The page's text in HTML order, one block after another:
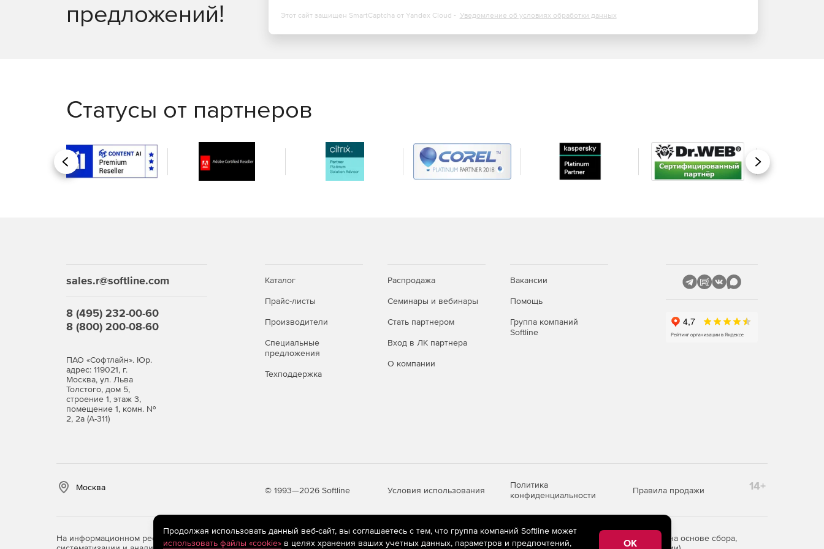
Управление рутинными задачами IT-менеджмента и устранение неполадок первого уровня с
Доступ к более 100 шаблонам отчетов для просмотра тенденций производительности,
использования и пропускной способности сети.
предложений!
Этот сайт защищен SmartCaptcha от Yandex Cloud - Уведомление об условиях обработки данных
Статусы от партнеров
Назад Вперед
sales.r@softline.com
8 (495) 232-00-60
8 (800) 200-08-60
ПАО «Софтлайн». Юр.
адрес: 119021, г.
Москва, ул. Льва
Толстого, дом 5,
строение 1, этаж 3,
помещение 1, комн. №
2, 2а (А-311)
Каталог
Прайс-листы
Производители
Специальные
предложения
Техподдержка
Распродажа
Семинары и вебинары
Стать партнером
Вход в ЛК партнера
О компании
Вакансии
Помощь
Группа компаний
Softline
Москва © 1993—2026 Softline Условия использования
Политика
конфиденциальности
Правила продажи 14+
На информационном ресурсе store.softline.ru применяются рекомендательные технологии
(информационные технологии предоставления информации на основе сбора,
Продолжая использовать данный веб-сайт, вы соглашаетесь с тем, что группа компаний Softline может
использовать файлы «cookie»в целях хранения ваших учетных данных, параметров и предпочтений, OK